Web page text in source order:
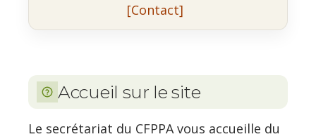
[Contact]
Accueil sur le site
Le secrétariat du CFPPA vous accueille du